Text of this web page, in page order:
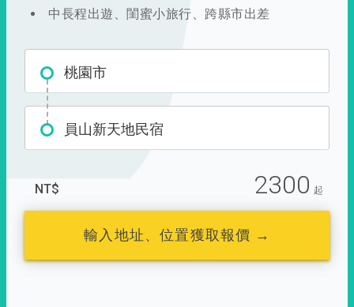
中長程出遊、閨蜜小旅行、跨縣市出差
桃園市
員山新天地民宿
NT$ 2300 起
輸入地址、位置獲取報價 →